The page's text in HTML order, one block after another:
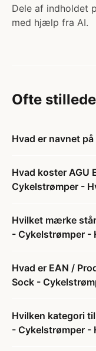
Dele af indholdet
med hjælp fra AI.
Ofte
Hvad er navnet
Hvad koster AGU
Cykelstrømper -
Hvilket mærke
- Cykelstrømper -
Hvad er EAN /
Sock -
Hvilken kategori
- Cykelstrømper -